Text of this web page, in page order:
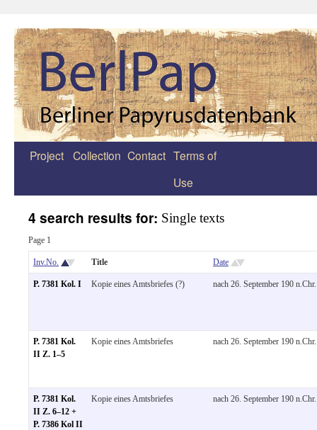
Zum
Project Collection Contact Terms of
Use
4 search results for: Single texts
Page 1
Inv.No. Title Date
P. 7381 Kol. I Kopie eines Amtsbriefes (?) nach 26. September 190 n.Chr.
P. 7381 Kol.
II Z. 1–5
Kopie eines Amtsbriefes nach 26. September 190 n.Chr.
P. 7381 Kol.
II Z. 6–12 +
P. 7386 Kol II
Kopie eines Amtsbriefes nach 26. September 190 n.Chr.